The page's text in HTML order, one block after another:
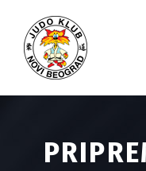
content